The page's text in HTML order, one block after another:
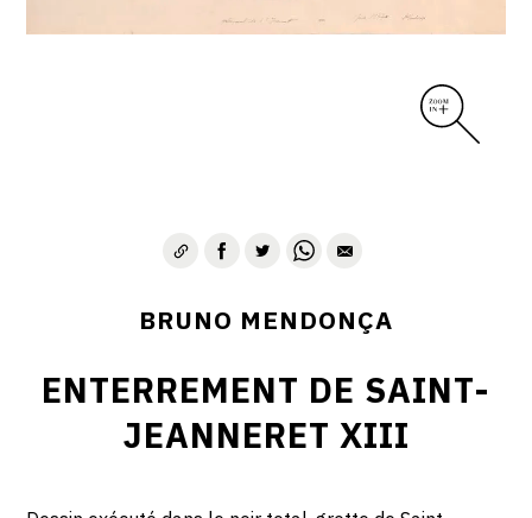
BRUNO MENDONÇA
ENTERREMENT DE SAINT-
JEANNERET XIII